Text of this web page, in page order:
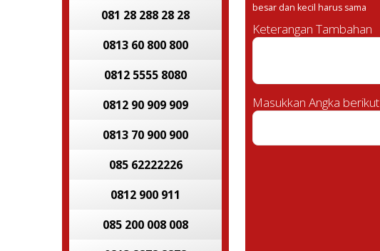
081 28 288 28 28
0813 60 800 800
0812 5555 8080
0812 90 909 909
0813 70 900 900
085 62222226
0812 900 911
085 200 008 008
besar dan kecil harus sama
Keterangan Tambahan
Masukkan Angka berikut